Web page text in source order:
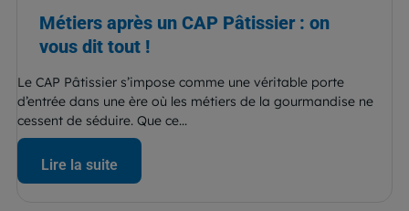
Métiers après un CAP Pâtissier : on
vous dit tout !
Le CAP Pâtissier s’impose comme une véritable porte
d’entrée dans une ère où les métiers de la gourmandise ne
cessent de séduire. Que ce...
Lire la suite